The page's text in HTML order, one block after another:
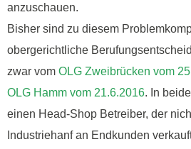
anzuschauen.
Bisher sind zu diesem
obergerichtliche
zwar vom OLG Zweibrücken vom
OLG Hamm vom 21.6.2016. In
einen Head-Shop Betreiber, der
Industriehanf an Endkunden